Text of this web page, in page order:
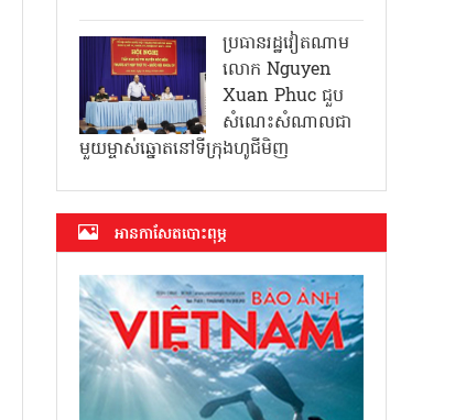
ប្រធានរដ្ឋវៀតណាម
លោក Nguyen
Xuan Phuc ជួប
សំណេះសំណាលជា
មួយម្ចាស់ឆ្នោតនៅទីក្រុងហូជីមិញ
អាន​កាសែត​បោះពុម្ភ